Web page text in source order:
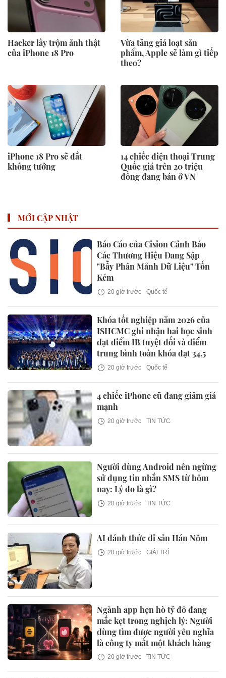
Hacker lấy trộm ảnh thật
của iPhone 18 Pro
Vừa tăng giá loạt sản
phẩm, Apple sẽ làm gì tiếp
theo?
iPhone 18 Pro sẽ đắt
không tưởng
14 chiếc điện thoại Trung
Quốc giá trên 20 triệu
đồng đang bán ở VN
MỚI CẬP NHẬT
Báo Cáo của Cision Cảnh Báo
Các Thương Hiệu Đang Sập
"Bẫy Phân Mảnh Dữ Liệu" Tốn
Kém
20 giờ trước Quốc tế
Khóa tốt nghiệp năm 2026 của
ISHCMC ghi nhận hai học sinh
đạt điểm IB tuyệt đối và điểm
trung bình toàn khóa đạt 34,5
20 giờ trước Quốc tế
4 chiếc iPhone cũ đang giảm giá
mạnh
20 giờ trước TIN TỨC
Người dùng Android nên ngừng
sử dụng tin nhắn SMS từ hôm
nay: Lý do là gì?
20 giờ trước TIN TỨC
AI đánh thức di sản Hán Nôm
20 giờ trước GIẢI TRÍ
Ngành app hẹn hò tỷ đô đang
mắc kẹt trong nghịch lý: Người
dùng tìm được người yêu nghĩa
là công ty mất một khách hàng
20 giờ trước TIN TỨC